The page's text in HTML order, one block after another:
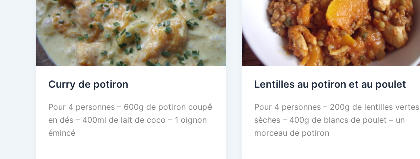
Curry de potiron
Pour 4 personnes – 600g de potiron coupé
en dés – 400ml de lait de coco – 1 oignon
émincé
Lentilles au potiron et au poulet
Pour 4 personnes – 200g de lentilles vertes
sèches – 400g de blancs de poulet – un
morceau de potiron